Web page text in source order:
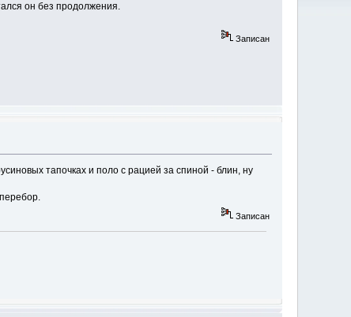
он без продолжения.
Записан
тапочках и поло с рацией за спиной - блин, ну
Записан